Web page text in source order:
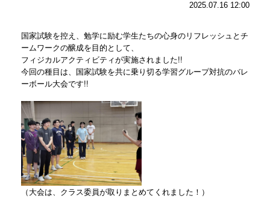
2025.07.16 12:00
国家試験を控え、勉学に励む学生たちの心身のリフレッシュとチ
ームワークの醸成を目的として、
フィジカルアクティビティが実施されました!!
今回の種目は、国家試験を共に乗り切る学習グループ対抗のバレ
ーボール大会です!!
（大会は、クラス委員が取りまとめてくれました！）